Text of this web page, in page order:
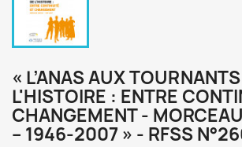
« L’ANAS AUX
L'HISTOIRE : ENTRE
CHANGEMENT -
– 1946-2007 » - RFSS